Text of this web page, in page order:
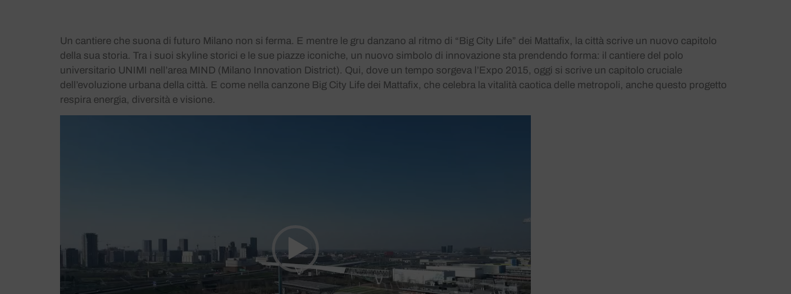
Un cantiere che suona di futuro Milano non si ferma. E mentre le gru danzano al ritmo di “Big City Life” dei Mattafix, la città scrive un nuovo capitolo
della sua storia. Tra i suoi skyline storici e le sue piazze iconiche, un nuovo simbolo di innovazione sta prendendo forma: il cantiere del polo
universitario UNIMI nell’area MIND (Milano Innovation District). Qui, dove un tempo sorgeva l’Expo 2015, oggi si scrive un capitolo cruciale
dell’evoluzione urbana della città. E come nella canzone Big City Life dei Mattafix, che celebra la vitalità caotica delle metropoli, anche questo progetto
respira energia, diversità e visione.